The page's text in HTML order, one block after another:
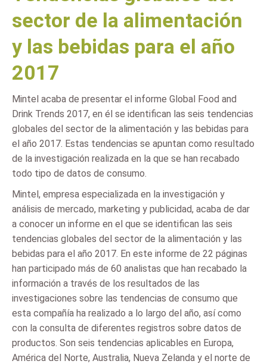
sector de la alimentación
y las bebidas para el año
2017
Mintel acaba de presentar el informe Global Food and
Drink Trends 2017, en él se identifican las seis tendencias
globales del sector de la alimentación y las bebidas para
el año 2017. Estas tendencias se apuntan como resultado
de la investigación realizada en la que se han recabado
todo tipo de datos de consumo.
Mintel, empresa especializada en la investigación y
análisis de mercado, marketing y publicidad, acaba de dar
a conocer un informe en el que se identifican las seis
tendencias globales del sector de la alimentación y las
bebidas para el año 2017. En este informe de 22 páginas
han participado más de 60 analistas que han recabado la
información a través de los resultados de las
investigaciones sobre las tendencias de consumo que
esta compañía ha realizado a lo largo del año, así como
con la consulta de diferentes registros sobre datos de
productos. Son seis tendencias aplicables en Europa,
América del Norte, Australia, Nueva Zelanda y el norte de